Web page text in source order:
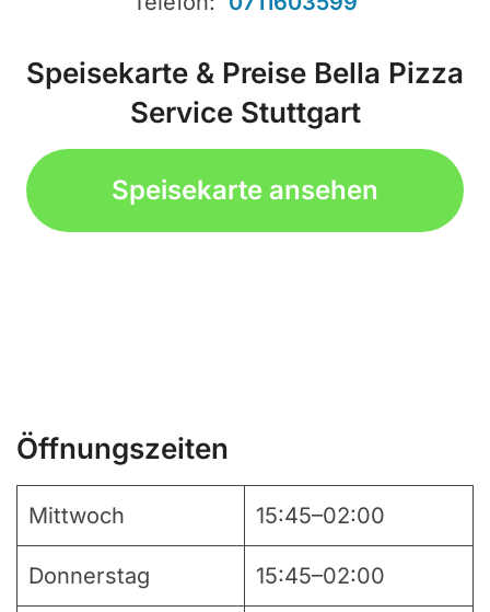
Speisekarte & Preise Bella Pizza
Service Stuttgart
Speisekarte ansehen
Öffnungszeiten
Mittwoch 15:45–02:00
Donnerstag 15:45–02:00